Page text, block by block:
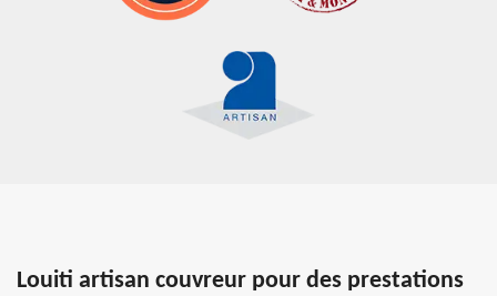
Louiti artisan couvreur pour des prestations